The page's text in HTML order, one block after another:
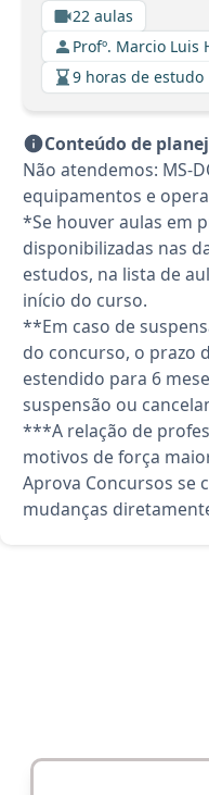
22 aulas
Profº. Marcio Luis
9 horas de estudo
Conteúdo de
Não atendemos: MS-
equipamentos e
*Se houver aulas em
disponibilizadas nas
estudos, na lista de
início do curso.
**Em caso de
do concurso, o prazo
estendido para 6
suspensão ou
***A relação de
motivos de força
Aprova Concursos se
mudanças